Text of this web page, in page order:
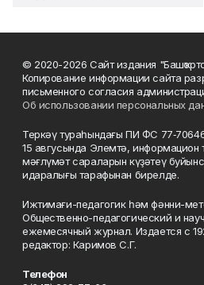
© 2020-2026 Сайт издания
Копирование информации сайта
письменного согласия
Об использовании персональных
Теркәү тураһындағы ПИ ФС
15 авгусында Элемтә, информацион
мәғлүмәт сараларын күҙәтеү
идаралығы тарафынан бирелде.
Ижтимағи-педагогик һәм фәнни-
Общественно-педагогический и
ежемесячный журнал. Издается с
редактор: Каримов С.Г.
Телефон